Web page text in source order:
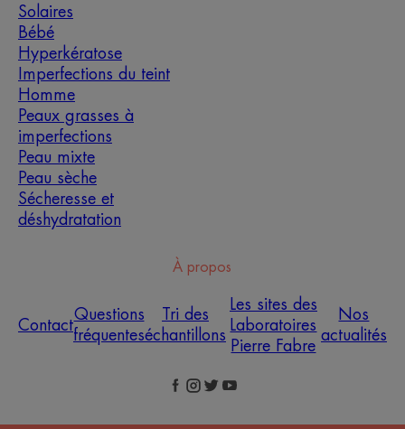
Solaires
Bébé
Hyperkératose
Imperfections du teint
Homme
Peaux grasses à
imperfections
Peau mixte
Peau sèche
Sécheresse et
déshydratation
À propos
Contact
Questions
fréquentes
Tri des
échantillons
Les sites des
Laboratoires
Pierre Fabre
Nos
actualités